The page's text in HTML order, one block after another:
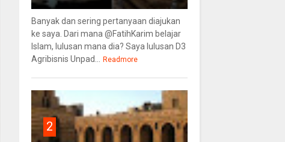
Banyak dan sering pertanyaan diajukan
ke saya. Dari mana @FatihKarim belajar
Islam, lulusan mana dia? Saya lulusan D3
Agribisnis Unpad...
Readmore
2